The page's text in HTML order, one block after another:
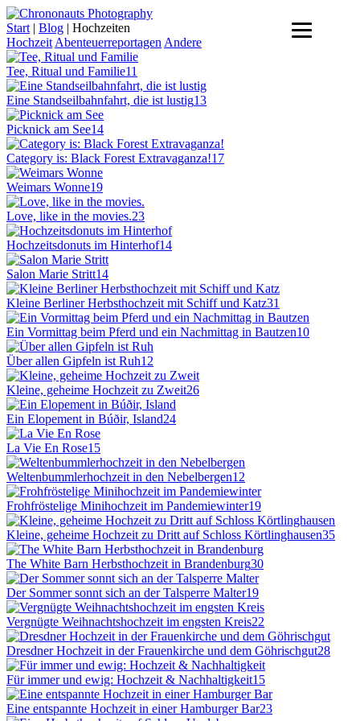
Skip
to
content
Start | Blog | Hochzeiten
Hochzeit Abenteuerreportagen Andere
Tee, Ritual und Familie11
Eine Standseilbahnfahrt, die ist lustig13
Picknick am See14
Category is: Black Forest Extravaganza!17
Weimars Wonne19
Love, like in the movies.23
Hochzeitsdonuts im Hinterhof14
Salon Marie Stritt14
Kleine Berliner Herbsthochzeit mit Schiff und Katz31
Ein Vormittag beim Pferd und ein Nachmittag in Bautzen10
Über allen Gipfeln ist Ruh12
Kleine, geheime Hochzeit zu Zweit26
Ein Elopement in Búðir, Island24
La Vie En Rose15
Weltenbummlerhochzeit in den Nebelbergen12
Frohfröstelige Minihochzeit im Pandemiewinter19
Kleine, geheime Hochzeit zu Dritt auf Schloss Körtlinghausen35
The White Barn Herbsthochzeit in Brandenburg30
Der Sommer sonnt sich an der Talsperre Malter19
Vergnügte Weihnachtshochzeit im engsten Kreis22
Dresdner Hochzeit in der Frauenkirche und dem Göhrischgut28
Für immer und ewig: Hochzeit & Nachhaltigkeit15
Eine entspannte Hochzeit in einer Hamburger Bar23